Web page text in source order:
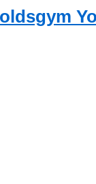
る世界最大級ネット